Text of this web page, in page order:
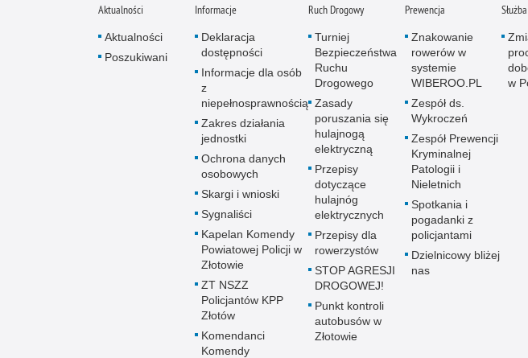
Aktualności
Aktualności
Poszukiwani
Informacje
Deklaracja
dostępności
Informacje dla osób
z
niepełnosprawnością
Zakres działania
jednostki
Ochrona danych
osobowych
Skargi i wnioski
Sygnaliści
Kapelan Komendy
Powiatowej Policji w
Złotowie
ZT NSZZ
Policjantów KPP
Złotów
Komendanci
Komendy
Ruch Drogowy
Turniej
Bezpieczeństwa
Ruchu
Drogowego
Zasady
poruszania się
hulajnogą
elektryczną
Przepisy
dotyczące
hulajnóg
elektrycznych
Przepisy dla
rowerzystów
STOP AGRESJI
DROGOWEJ!
Punkt kontroli
autobusów w
Złotowie
Prewencja
Znakowanie
rowerów w
systemie
WIBEROO.PL
Zespół ds.
Wykroczeń
Zespół Prewencji
Kryminalnej
Patologii i
Nieletnich
Spotkania i
pogadanki z
policjantami
Dzielnicowy bliżej
nas
w